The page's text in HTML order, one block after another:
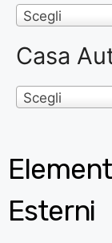
Scegli
Casa
Scegli
Esterni